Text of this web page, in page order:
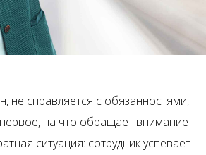
не справляется с обязанностями,
первое, на что обращает внимание
ситуация: сотрудник успевает